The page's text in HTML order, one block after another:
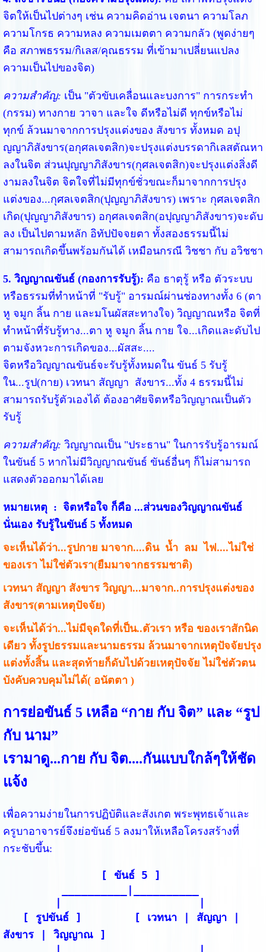
จิตให้เป็นไปต่างๆ เช่น ความคิดอ่าน เจตนา ความโลภ
ความโกรธ ความหลง ความเมตตา ความกลัว (พูดง่ายๆ
คือ สภาพธรรม/กิเลส/คุณธรรม ที่เข้ามาเปลี่ยนแปลง
ความเป็นไปของจิต)
ความสำคัญ: เป็น "ตัวขับเคลื่อนและบงการ" การกระทำ
(กรรม) ทางกาย วาจา และใจ ดีหรือไม่ดี ทุกข์หรือไม่
ทุกข์ ล้วนมาจากการปรุงแต่งของ สังขาร ทั้งหมด อปุ
ญญาภิสังขาร(อกุศลเจตสิก)จะปรุงแต่งบรรดากิเลสตัณหา
ลงในจิต ส่วนปุญญาภิสังขาร(กุศลเจตสิก)จะปรุงแต่งสิ่งดี
งามลงในจิต จิตใจที่ไม่มีทุกข์ชั่วขณะก็มาจากการปรุง
แต่งของ...กุศลเจตสิก(ปุญญาภิสังขาร) เพราะ กุศลเจตสิก
เกิด(ปุญญาภิสังขาร) อกุศลเจตสิก(อปุญญาภิสังขาร)จะดับ
ลง เป็นไปตามหลัก อิทัปปัจจยตา ทั้งสองธรรมนี้ไม่
สามารถเกิดขึ้นพร้อมกันได้ เหมือนกรณี วิชชา กับ อวิชชา
5. วิญญาณขันธ์ (กองการรับรู้): คือ ธาตุรู้ หรือ ตัวระบบ
หรือธรรมที่ทำหน้าที่ "รับรู้" อารมณ์ผ่านช่องทางทั้ง 6 (ตา
หู จมูก ลิ้น กาย และมโนผัสสะทางใจ) วิญญาณหรือ จิตที่
ทำหน้าที่รับรู้ทาง...ตา หู จมูก ลิ้น กาย ใจ...เกิดและดับไป
ตามจังหวะการเกิดของ...ผัสสะ....
จิตหรือวิญญาณขันธ์จะรับรู้ทั้งหมดใน ขันธ์ 5 รับรู้
ใน...รูป(กาย) เวทนา สัญญา สังขาร...ทั้ง 4 ธรรมนี้ไม่
สามารถรับรู้ตัวเองได้ ต้องอาศัยจิตหรือวิญญาณเป็นตัว
รับรู้
ความสำคัญ: วิญญาณเป็น "ประธาน" ในการรับรู้อารมณ์
ในขันธ์ 5 หากไม่มีวิญญาณขันธ์ ขันธ์อื่นๆ ก็ไม่สามารถ
แสดงตัวออกมาได้เลย
หมายเหตุ : จิตหรือใจ ก็คือ ...ส่วนของวิญญาณขันธ์
นั่นเอง รับรู้ในขันธ์ 5 ทั้งหมด
จะเห็นได้ว่า...รูปกาย มาจาก....ดิน น้ำ ลม ไฟ....ไม่ใช่
ของเรา ไม่ใช่ตัวเรา(ยืมมาจากธรรมชาติ)
เวทนา สัญญา สังขาร วิญญา...มาจาก..การปรุงแต่งของ
สังขาร(ตามเหตุปัจจัย)
จะเห็นได้ว่า...ไม่มีจุดใดที่เป็น..ตัวเรา หรือ ของเราสักนิด
เดียว ทั้งรูปธรรมและนามธรรม ล้วนมาจากเหตุปัจจัยปรุง
แต่งทั้งสิ้น และสุดท้ายก็ดับไปด้วยเหตุปัจจัย ไม่ใช่ตัวตน
บังคับควบคุมไม่ได้( อนัตตา )
การย่อขันธ์ 5 เหลือ “กาย กับ จิต” และ “รูป
กับ นาม”
เรามาดู...กาย กับ จิต....กันแบบใกล้ๆให้ชัด
แจ้ง
เพื่อความง่ายในการปฏิบัติและสังเกต พระพุทธเจ้าและ
ครูบาอาจารย์จึงย่อขันธ์ 5 ลงมาให้เหลือโครงสร้างที่
กระชับขึ้น:
สังขาร | วิญญาณ ]